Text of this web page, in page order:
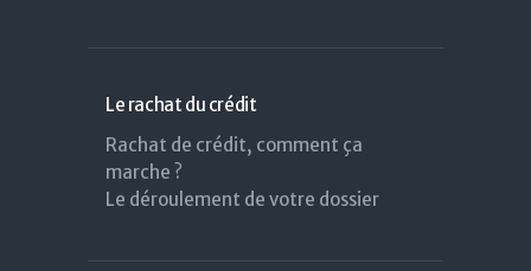
Le rachat du crédit
Rachat de crédit, comment ça
marche ?
Le déroulement de votre dossier